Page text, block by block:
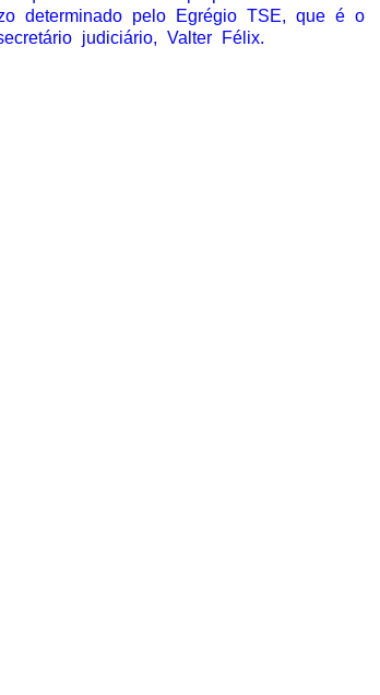
determinado pelo Egrégio TSE, que é o
judiciário, Valter Félix.